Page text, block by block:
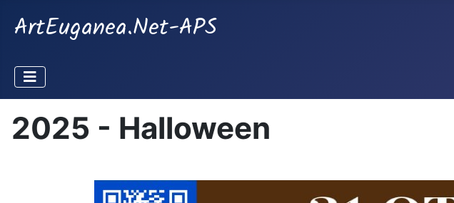
ArtEuganea.Net-APS
2025 - Halloween